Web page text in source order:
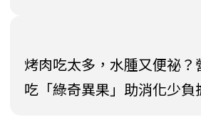
烤肉吃太多，水腫又便祕
吃「綠奇異果」助消化少負